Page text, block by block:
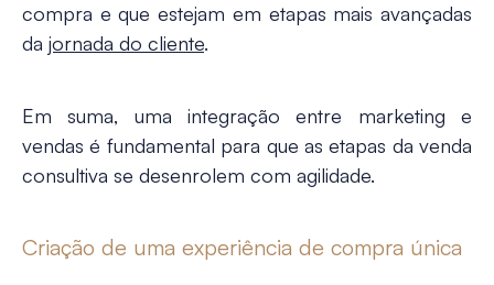
compra e que estejam em etapas mais avançadas
da jornada do cliente.
Em suma, uma integração entre marketing e
vendas é fundamental para que as etapas da venda
consultiva se desenrolem com agilidade.
Criação de uma experiência de compra única